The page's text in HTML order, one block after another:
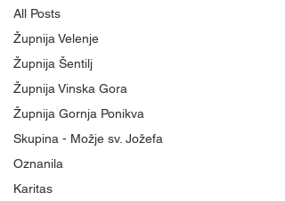
All Posts
Župnija Velenje
Župnija Šentilj
Župnija Vinska Gora
Župnija Gornja Ponikva
Skupina - Možje sv. Jožefa
Oznanila
Karitas